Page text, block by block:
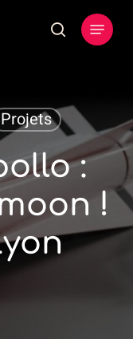
search
Menu
Projets
:
!